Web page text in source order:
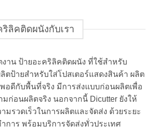
ลิคติดผนังกับเรา
งาน ป้ายอะคริลิคติดผนัง ที่ใช้สำหรับ
ตป้ายสำหรับใส่โปสเตอร์แสดงสินค้า ผลิต
อดีกับพื้นที่จริง มีการส่งแบบก่อนผลิตเพื่อ
มก่อนผลิตจริง นอกจากนี้ Dicutter ยังให้
รวดเร็วในการผลิตและจัดส่ง ด้วยระยะ
ำการ พร้อมบริการจัดส่งทั่วประเทศ